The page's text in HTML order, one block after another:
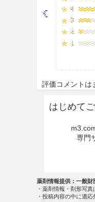
評価コメントは
はじめて
専門
薬剤情報提供：一般
・薬剤情報・剤形写
・投稿内容の中に適